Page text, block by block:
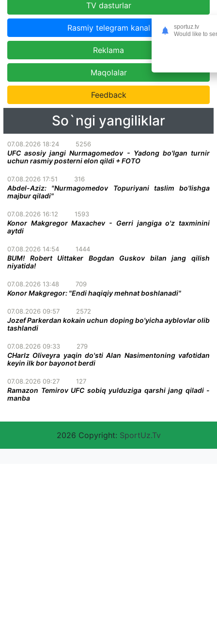
TV dasturlar
Rasmiy telegram kanal
Reklama
Maqolalar
Feedback
So`ngi yangiliklar
07.08.2026 18:24 5256
UFC asosiy jangi Nurmagomedov - Yadong bo'lgan turnir
uchun rasmiy posterni elon qildi + FOTO
07.08.2026 17:51 316
Abdel-Aziz: "Nurmagomedov Topuriyani taslim bo'lishga
majbur qiladi"
07.08.2026 16:12 1593
Konor Makgregor Maxachev - Gerri jangiga o'z taxminini
aytdi
07.08.2026 14:54 1444
BUM! Robert Uittaker Bogdan Guskov bilan jang qilish
niyatida!
07.08.2026 13:48 709
Konor Makgregor: "Endi haqiqiy mehnat boshlanadi"
07.08.2026 09:57 2572
Jozef Parkerdan kokain uchun doping bo'yicha ayblovlar olib
tashlandi
07.08.2026 09:33 279
CHarlz Oliveyra yaqin do'sti Alan Nasimentoning vafotidan
keyin ilk bor bayonot berdi
07.08.2026 09:27 127
Ramazon Temirov UFC sobiq yulduziga qarshi jang qiladi -
manba
2026 Copyright: SportUz.Tv
sportuz.tv
Would like to